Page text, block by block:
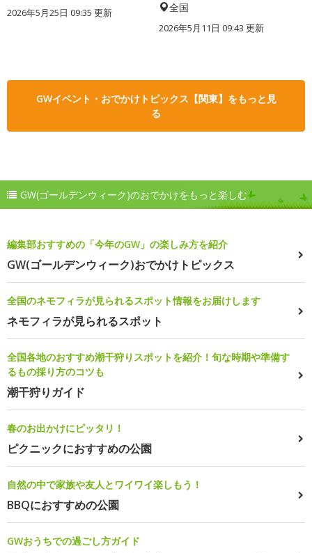
2026年5月25日 09:35 更新 全国
2026年5月11日 09:43 更新
GWイベント・おでかけトピックス【関東】をもっと見
る
GW(ゴールデンウィーク)のおでかけをもっと楽しむ
編集部おすすめの「今年のGW」の楽しみ方を紹介
GW(ゴールデンウィーク)おでかけトピックス
全国のネモフィラが見られるスポット情報をお届けします
ネモフィラが見られるスポット
全国各地のおすすめ潮干狩りスポットを紹介！旬な時期や準備す
るもの採り方のコツも
潮干狩りガイド
春のお出かけにピッタリ！
ピクニックにおすすめの公園
自然の中で家族や友人とワイワイ楽しもう！
BBQにおすすめの公園
GWおうちでの過ごし方ガイド